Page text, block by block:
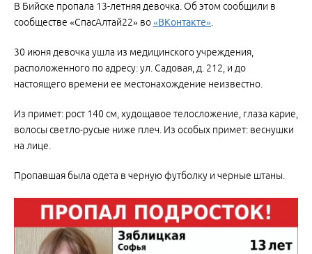
В Бийске пропала 13-летняя девочка. Об этом сообщили в
сообществе «СпасАлтай22» во«ВКонтакте».
30 июня девочка ушла из медицинского учреждения,
расположенного по адресу: ул. Садовая, д. 212, и до
настоящего времени ее местонахождение неизвестно.
Из примет: рост 140 см, худощавое телосложение, глаза карие,
волосы светло-русые ниже плеч. Из особых примет: веснушки
на лице.
Пропавшая была одета в черную футболку и черные штаны.